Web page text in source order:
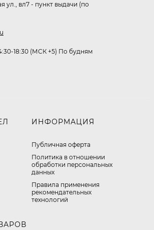
ул., вл7 - пункт выдачи (по
18:30 (МСК +5) По будням
ИНФОРМАЦИЯ
Публичная оферта
​Политика в отношении
обработки персональных
данных
Правила применения
рекомендательных
технологий